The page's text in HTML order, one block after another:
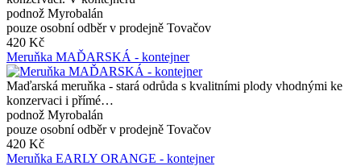
podnož Myrobalán
pouze osobní odběr v prodejně Tovačov
420 Kč
Meruňka MAĎARSKÁ - kontejner
Maďarská meruňka - stará odrůda s kvalitními plody vhodnými ke
konzervaci i přímé…
podnož Myrobalán
pouze osobní odběr v prodejně Tovačov
420 Kč
Meruňka EARLY ORANGE - kontejner